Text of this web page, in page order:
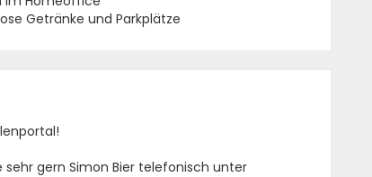
Getränke und Parkplätze
gern Simon Bier telefonisch unter